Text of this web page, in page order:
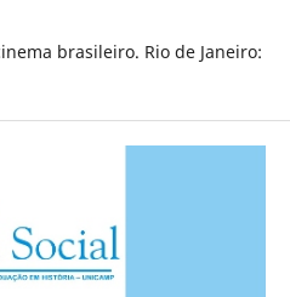
brasileiro. Rio de Janeiro: